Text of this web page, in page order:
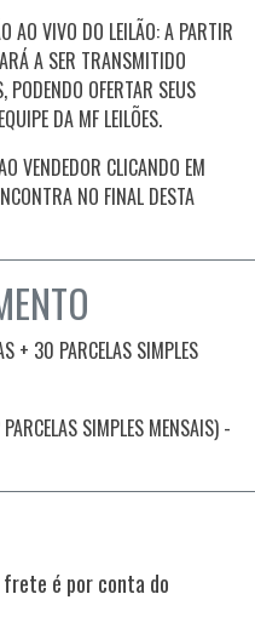
AO VIVO DO LEILÃO: A PARTIR
A SER TRANSMITIDO
PODENDO OFERTAR SEUS
DA MF LEILÕES.
VENDEDOR CLICANDO EM
NO FINAL DESTA
+ 30 PARCELAS SIMPLES
SIMPLES MENSAIS) -
frete é por conta do